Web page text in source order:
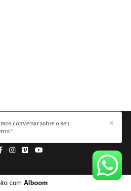
DA SUA HISTÓRIA
✕
conversar sobre o seu
com Alboom